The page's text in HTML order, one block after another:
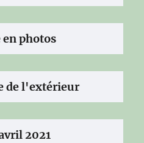
photos
de l'extérieur
2021